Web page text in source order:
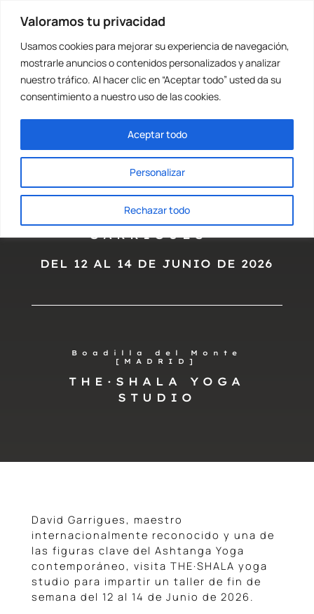
Valoramos tu privacidad
Usamos cookies para mejorar su experiencia de navegación,
mostrarle anuncios o contenidos personalizados y analizar
nuestro tráfico. Al hacer clic en “Aceptar todo” usted da su
consentimiento a nuestro uso de las cookies.
Personalizar
Rechazar todo
Aceptar todo
Ashtanga
Ashtanga
· CON DAVID
GARRIGUES ·
DEL 12 AL 14 DE JUNIO DE 2026
Boadilla del Monte
[MADRID]
THE·SHALA YOGA
STUDIO
David Garrigues, maestro
internacionalmente reconocido y una de
las figuras clave del Ashtanga Yoga
contemporáneo, visita THE·SHALA yoga
studio para impartir un taller de fin de
semana del 12 al 14 de Junio de 2026.